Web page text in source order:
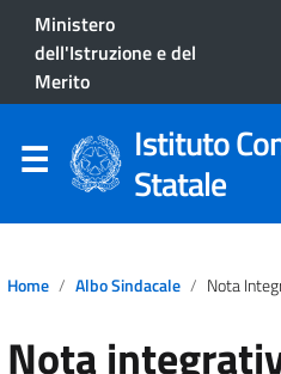
Ministero
dell'Istruzione e del
Merito
Istituto
Statale
Home Albo Sindacale Nota Integrativa
Nota